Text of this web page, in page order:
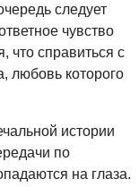
следует
чувство
что справиться с
любовь которого
истории
по
на глаза.